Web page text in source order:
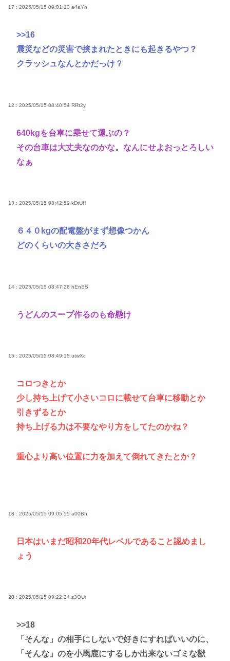
17 : 2025/05/15 09:01:10 a4aYn
>>16
震災などの災害で挟まれたときにも起きるやつ？
クラッシュなんとかだっけ？
12 : 2025/05/15 08:40:54 RRt2y
640kgを台車に乗せて運ぶの？
その台車は大丈夫なのかな。なんにせよおっとろしい
なぁ
13 : 2025/05/15 08:42:59 kDtUH
６４０kgの配電盤がまず想像つかん
どのくらいの大きさだろ
14 : 2025/05/15 08:47:26 hEnSS
うどんのスープ作るのも命懸け
15 : 2025/05/15 08:49:15 utwXc
コロつきとか
少し持ち上げて小さいコロに載せて台車に移動とか
引きずるとか
持ち上げる力は不要なやり方をしてたのかね？
重心より高い位置に力を加えて倒れてきたとか？
18 : 2025/05/15 09:05:55 a00Bn
日本はいまだ昭和20年代レベルであること認めまし
ょう
20 : 2025/05/15 09:22:24 z3OUr
>>18
「そんな」の相手にしないで好きにすればいいのに、
「そんな」のを小馬鹿にするしか出来ないゴミな獣